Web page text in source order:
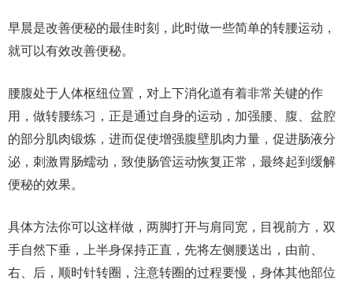
早晨是改善便秘的最佳时刻，此时做一些简单的转腰运动，
就可以有效改善便秘。
腰腹处于人体枢纽位置，对上下消化道有着非常关键的作
用，做转腰练习，正是通过自身的运动，加强腰、腹、盆腔
的部分肌肉锻炼，进而促使增强腹壁肌肉力量，促进肠液分
泌，刺激胃肠蠕动，致使肠管运动恢复正常，最终起到缓解
便秘的效果。
具体方法你可以这样做，两脚打开与肩同宽，目视前方，双
手自然下垂，上半身保持正直，先将左侧腰送出，由前、
右、后，顺时针转圈，注意转圈的过程要慢，身体其他部位